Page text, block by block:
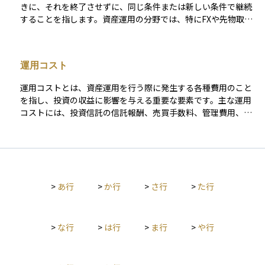
きに、それを終了させずに、同じ条件または新しい条件で継続
することを指します。資産運用の分野では、特にFXや先物取
に含まれます。また、確定拠出年金などでは、満期になった資
産を再び同じような運用先に自動的に移す場合にもこの用語が
使われます。ロールオーバーは、資産運用を長期で続ける際に
知っておくべき重要な仕組みのひとつです。
運用コスト
運用コストとは、資産運用を行う際に発生する各種費用のこと
を指し、投資の収益に影響を与える重要な要素です。主な運用
コストには、投資信託の信託報酬、売買手数料、管理費用、税
年差し引かれます。また、株式やETFを売買する際には証券会
運用益に対する税金（例えば、日本の株式や投資信託の利益に
ることができるため、低コストの金融商品を選ぶことや、不要
> あ行 >か行 > さ行 > た行
> な行 > は行 > ま行 > や行